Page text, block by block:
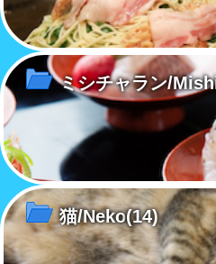
ミシチャラン/
猫/Neko(14)